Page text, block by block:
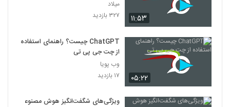
۱۱:۵۳
میلاد
۳۲۷ بازدید
۰۵:۲۲
ChatGPT چیست؟ راهنمای استفاده
از چت جی پی تی
وب پویا
۱۷ بازدید
ویژگی‌های شگفت‌انگیز هوش مصنوعی